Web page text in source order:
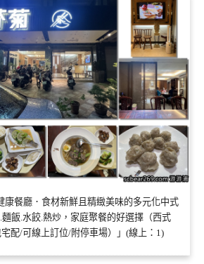
康餐廳．食材新鮮且精緻美味的多元化中式
飯.水餃.熱炒，家庭聚餐的好選擇（西式
配/可線上訂位/附停車場）」(線上：1)